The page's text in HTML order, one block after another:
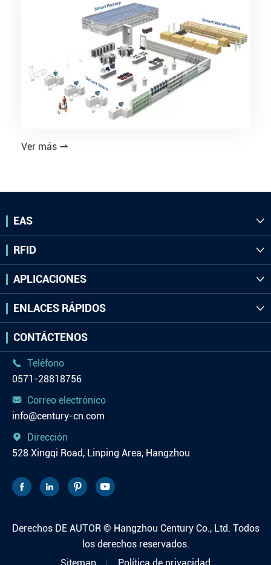
Ver más 
EAS 
RFID 
APLICACIONES 
ENLACES RÁPIDOS 
CONTÁCTENOS

Teléfono
0571-28818756

Correo electrónico
info@century-cn.com

Dirección
528 Xingqi Road, Linping Area, Hangzhou
   
Derechos DE AUTOR © Hangzhou Century Co., Ltd. Todos
los derechos reservados.